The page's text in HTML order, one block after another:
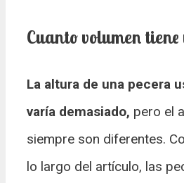
Cuanto volumen
La altura de una pecera
varía demasiado, pero el
siempre son diferentes.
lo largo del artículo, las